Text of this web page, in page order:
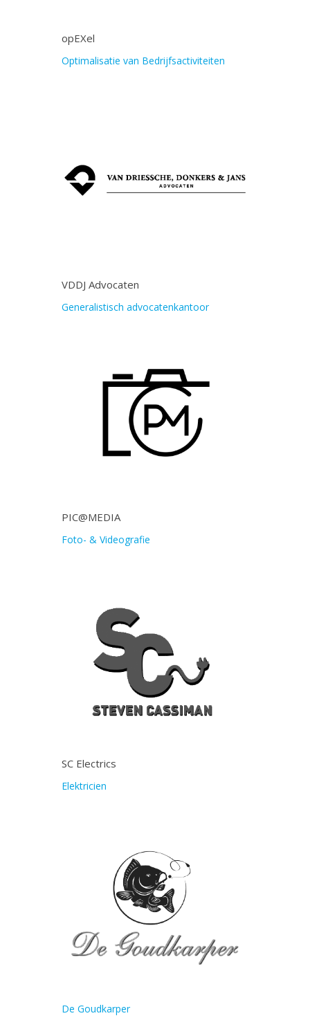
opEXel
Optimalisatie van Bedrijfsactiviteiten
VDDJ Advocaten
Generalistisch advocatenkantoor
PIC@MEDIA
Foto- & Videografie
SC Electrics
Elektricien
De Goudkarper